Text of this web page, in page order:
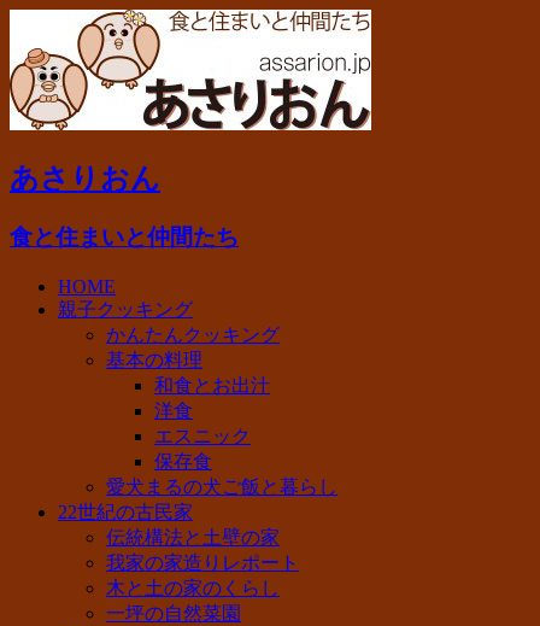
あさりおん
食と住まいと仲間たち
HOME
親子クッキング
かんたんクッキング
基本の料理
和食とお出汁
洋食
エスニック
保存食
愛犬まるの犬ご飯と暮らし
22世紀の古民家
伝統構法と土壁の家
我家の家造りレポート
木と土の家のくらし
一坪の自然菜園